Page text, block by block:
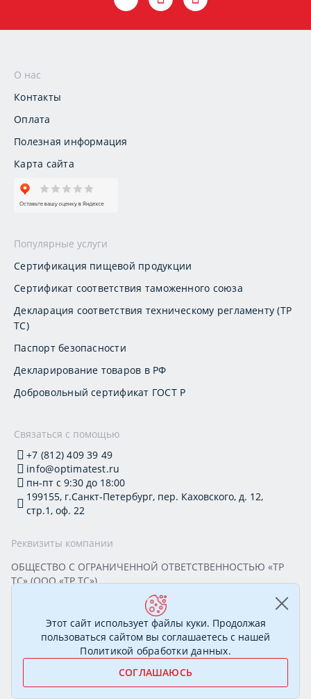
О нас
Контакты
Оплата
Полезная информация
Карта сайта
Популярные услуги
Сертификация пищевой продукции
Сертификат соответствия таможенного союза
Декларация соответствия техническому регламенту (ТР
ТС)
Паспорт безопасности
Декларирование товаров в РФ
Добровольный сертификат ГОСТ Р
Связаться с помощью
+7 (812) 409 39 49
info@optimatest.ru
пн-пт с 9:30 до 18:00
199155, г.Санкт-Петербург, пер. Каховского, д. 12,
стр.1, оф. 22
Реквизиты компании
ОБЩЕСТВО С ОГРАНИЧЕННОЙ ОТВЕТСТВЕННОСТЬЮ «ТР
ТС» (ООО «ТР ТС»)
Юридический адрес: 199155, г. Санкт-Петербург, пер.
Каховского, д. 12, стр. 1, помещение 22-Н
ИНН 7813295032 КПП 780101001 ОГРН 1177847388894
ОКПО 20395319 Генеральный директор: Соколова Алёна
© 2007—2026 Сертификационный центр «ОптимаТест».
Полный спектр услуг в области сертификации
Этот сайт использует файлы куки. Продолжая
пользоваться сайтом вы соглашаетесь с нашей
Политикой обработки данных.
СОГЛАШАЮСЬ